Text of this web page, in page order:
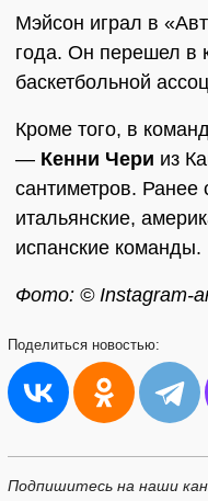
Мэйсон играл в
года. Он перешел в
баскетбольной
Кроме того, в
— Кенни Чери из
сантиметров. Ранее
итальянские,
испанские команды.
Фото: © Instagram-
Поделиться новостью:
Подпишитесь на наши